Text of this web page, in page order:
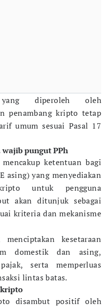
diperoleh oleh
penambang kripto tetap
umum sesuai Pasal 17
pungut PPh
ketentuan bagi
asing) yang menyediakan
untuk pengguna
akan ditunjuk sebagai
kriteria dan mekanisme
kesetaraan
domestik dan asing,
serta memperluas
lintas batas.
disambut positif oleh